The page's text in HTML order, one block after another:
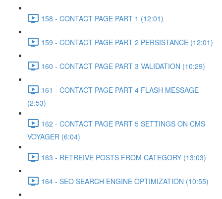
158 - CONTACT PAGE PART 1 (12:01)
159 - CONTACT PAGE PART 2 PERSISTANCE (12:01)
160 - CONTACT PAGE PART 3 VALIDATION (10:29)
161 - CONTACT PAGE PART 4 FLASH MESSAGE
(2:53)
162 - CONTACT PAGE PART 5 SETTINGS ON CMS
VOYAGER (6:04)
163 - RETREIVE POSTS FROM CATEGORY (13:03)
164 - SEO SEARCH ENGINE OPTIMIZATION (10:55)